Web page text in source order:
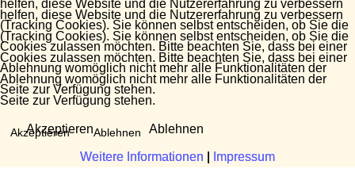
helfen, diese Website und die Nutzererfahrung zu verbessern
(Tracking Cookies). Sie können selbst entscheiden, ob Sie die
Cookies zulassen möchten. Bitte beachten Sie, dass bei einer
Ablehnung womöglich nicht mehr alle Funktionalitäten der
Seite zur Verfügung stehen.
Akzeptieren Ablehnen
Weitere Informationen Impressum
helfen, diese Website und die Nutzererfahrung zu verbessern
(Tracking Cookies). Sie können selbst entscheiden, ob Sie die
Cookies zulassen möchten. Bitte beachten Sie, dass bei einer
Ablehnung womöglich nicht mehr alle Funktionalitäten der
Seite zur Verfügung stehen.
Akzeptieren Ablehnen
Weitere Informationen Impressum